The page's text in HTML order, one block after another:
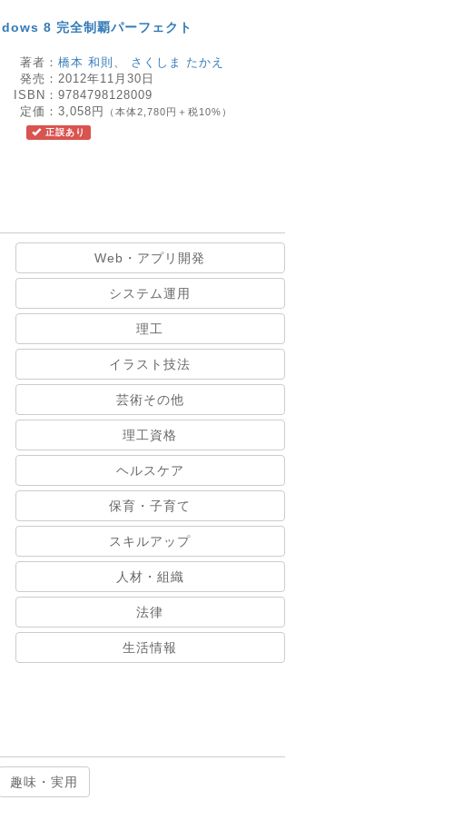
8 完全制覇パーフェクト
著者： 橋本 和則 、 さくしま たかえ
発売： 2012年11月30日
ISBN： 9784798128009
定価： 3,058円 （本体2,780円＋税10%）
正誤あり
Web・アプリ開発
システム運用
理工
イラスト技法
芸術その他
理工資格
ヘルスケア
保育・子育て
スキルアップ
人材・組織
法律
生活情報
趣味・実用